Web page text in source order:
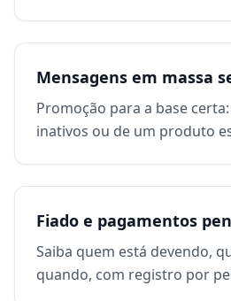
Mensagens em massa
Promoção para a base
inativos ou de um produto
Fiado e pagamentos
Saiba quem está devendo,
quando, com registro por